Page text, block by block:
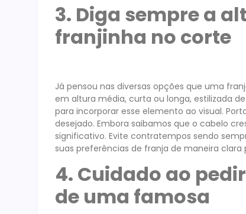
3. Diga sempre a
franjinha no corte
Já pensou nas diversas opções que uma
em altura média, curta ou longa, estilizada
para incorporar esse elemento ao visual.
desejado. Embora saibamos que o cabelo
significativo. Evite contratempos sendo
suas preferências de franja de maneira clara
4. Cuidado ao
de uma famosa